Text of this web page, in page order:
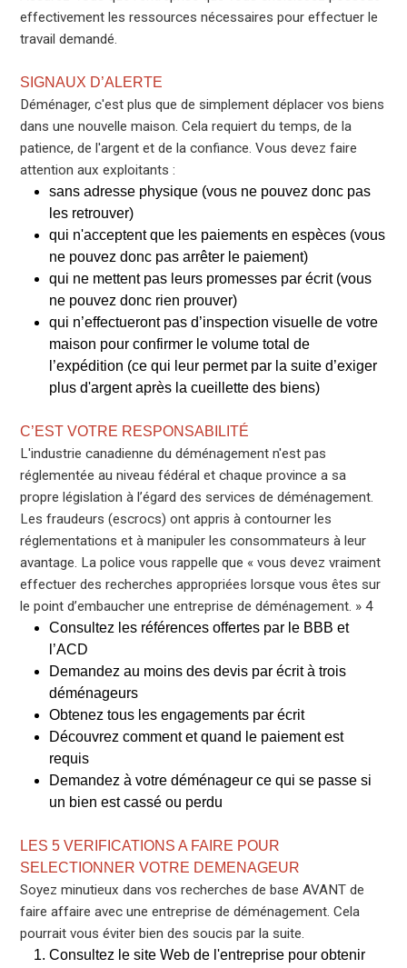
effectivement les ressources nécessaires pour effectuer le
travail demandé.
SIGNAUX D’ALERTE
Déménager, c'est plus que de simplement déplacer vos biens
dans une nouvelle maison. Cela requiert du temps, de la
patience, de l'argent et de la confiance. Vous devez faire
attention aux exploitants :
sans adresse physique (vous ne pouvez donc pas
les retrouver)
qui n'acceptent que les paiements en espèces (vous
ne pouvez donc pas arrêter le paiement)
qui ne mettent pas leurs promesses par écrit (vous
ne pouvez donc rien prouver)
qui n’effectueront pas d’inspection visuelle de votre
maison pour confirmer le volume total de
l’expédition (ce qui leur permet par la suite d’exiger
plus d'argent après la cueillette des biens)
C’EST VOTRE RESPONSABILITÉ
L'industrie canadienne du déménagement n'est pas
réglementée au niveau fédéral et chaque province a sa
propre législation à l’égard des services de déménagement.
Les fraudeurs (escrocs) ont appris à contourner les
réglementations et à manipuler les consommateurs à leur
avantage. La police vous rappelle que « vous devez vraiment
effectuer des recherches appropriées lorsque vous êtes sur
le point d’embaucher une entreprise de déménagement. » 4
Consultez les références offertes par le BBB et
l’ACD
Demandez au moins des devis par écrit à trois
déménageurs
Obtenez tous les engagements par écrit
Découvrez comment et quand le paiement est
requis
Demandez à votre déménageur ce qui se passe si
un bien est cassé ou perdu
LES 5 VERIFICATIONS A FAIRE POUR
SELECTIONNER VOTRE DEMENAGEUR
Soyez minutieux dans vos recherches de base AVANT de
faire affaire avec une entreprise de déménagement. Cela
pourrait vous éviter bien des soucis par la suite.
Consultez le site Web de l'entreprise pour obtenir